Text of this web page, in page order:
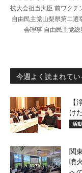
技大会担当大臣 前ワクチ
自由民主党山梨県第二選
会理事 自由民主党
今週よく読まれて
【
け
活
関
噴